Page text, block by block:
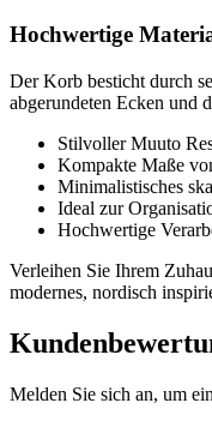
Hochwertige
Der Korb besticht durch
abgerundeten Ecken und
Stilvoller Muuto
Kompakte Maße
Minimalistisches
Ideal zur
Hochwertige
Verleihen Sie Ihrem
modernes, nordisch
Melden Sie sich an, um